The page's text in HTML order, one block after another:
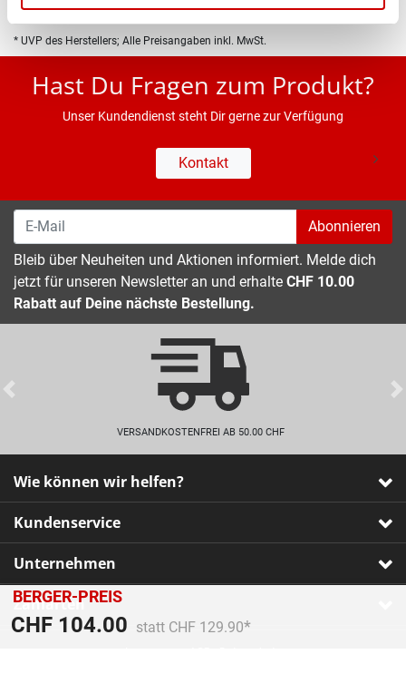
BERGER-PREIS
CHF 104.00 Preis reduziert von
statt CHF 129.90
An
* UVP des Herstellers; Alle Preisangaben inkl. MwSt.
Hast Du Fragen zum Produkt?
Unser Kundendienst steht Dir gerne zur Verfügung
Kontakt
Abonnieren
Bleib über Neuheiten und Aktionen informiert. Melde dich
jetzt für unseren Newsletter an und erhalte CHF 10.00
Rabatt auf Deine nächste Bestellung.
VERSANDKOSTENFREI AB 50.00 CHF
Previous
Wie können wir helfen?
Kundenservice
Unternehmen
Zahlarten